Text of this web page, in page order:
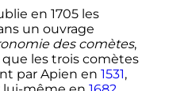
en 1705 les
un ouvrage
des comètes,
les trois comètes
par Apien en 1531,